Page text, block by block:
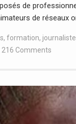
de
de réseaux
, formation,
216 Comments